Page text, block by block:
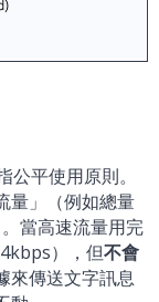
平使用原則。
量」（例如總量
當高速流量用完
），但不會
來傳送文字訊息